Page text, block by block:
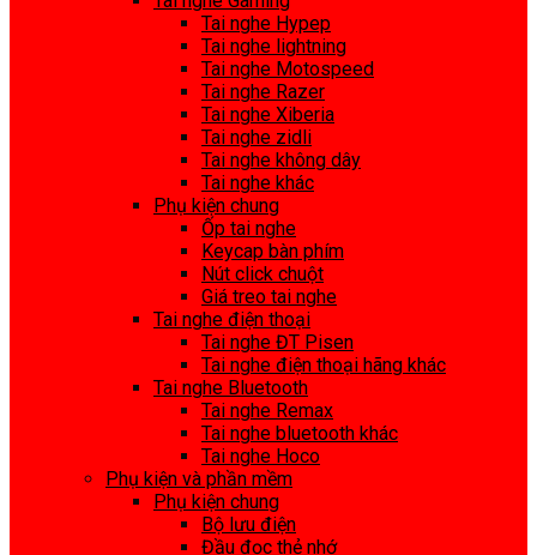
Tai nghe Hypep
Tai nghe lightning
Tai nghe Motospeed
Tai nghe Razer
Tai nghe Xiberia
Tai nghe zidli
Tai nghe không dây
Tai nghe khác
Phụ kiện chung
Ốp tai nghe
Keycap bàn phím
Nút click chuột
Giá treo tai nghe
Tai nghe điện thoại
Tai nghe ĐT Pisen
Tai nghe điện thoại hãng khác
Tai nghe Bluetooth
Tai nghe Remax
Tai nghe bluetooth khác
Tai nghe Hoco
Phụ kiện và phần mềm
Phụ kiện chung
Bộ lưu điện
Đầu đọc thẻ nhớ